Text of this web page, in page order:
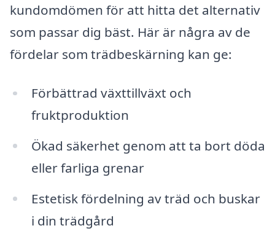
kundomdömen för att hitta det alternativ
som passar dig bäst. Här är några av de
fördelar som trädbeskärning kan ge:
Förbättrad växttillväxt och
fruktproduktion
Ökad säkerhet genom att ta bort döda
eller farliga grenar
Estetisk fördelning av träd och buskar
i din trädgård